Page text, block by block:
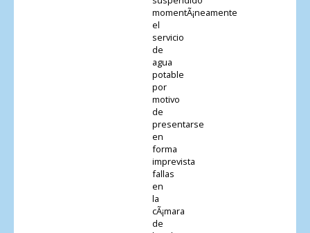
momentÃ¡neamente
el
servicio
de
agua
potable
por
motivo
de
presentarse
en
forma
imprevista
fallas
en
la
cÃ¡mara
de